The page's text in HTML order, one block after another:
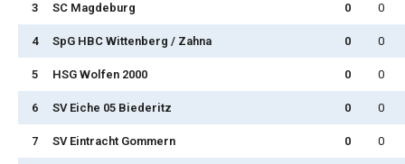
3 SC Magdeburg 0 0
4 SpG HBC Wittenberg / Zahna 0 0
5 HSG Wolfen 2000 0 0
6 SV Eiche 05 Biederitz 0 0
7 SV Eintracht Gommern 0 0